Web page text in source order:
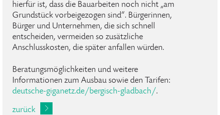
hierfür ist, dass die Bauarbeiten noch nicht „am
Grundstück vorbeigezogen sind“. Bürgerinnen,
Bürger und Unternehmen, die sich schnell
entscheiden, vermeiden so zusätzliche
Anschlusskosten, die später anfallen würden.
Beratungsmöglichkeiten und weitere
Informationen zum Ausbau sowie den Tarifen:
deutsche-giganetz.de/bergisch-gladbach/.
zurück